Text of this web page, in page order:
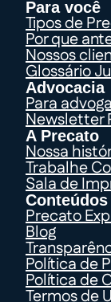
Para você
Tipos de
Por que
Nossos
Glossário
Advocacia
Para
Newsletter
A Precato
Nossa
Trabalhe
Sala de
Conteúdos
Precato
Blog
Política de
Política de
Termos de